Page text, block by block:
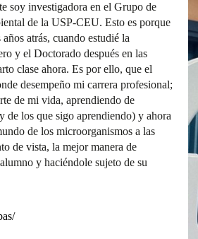
soy investigadora en el Grupo de
de la USP-CEU. Esto es porque
atrás, cuando estudié la
y el Doctorado después en las
clase ahora. Es por ello, que el
desempeño mi carrera profesional;
de mi vida, aprendiendo de
de los que sigo aprendiendo) y ahora
de los microorganismos a las
de vista, la mejor manera de
y haciéndole sujeto de su